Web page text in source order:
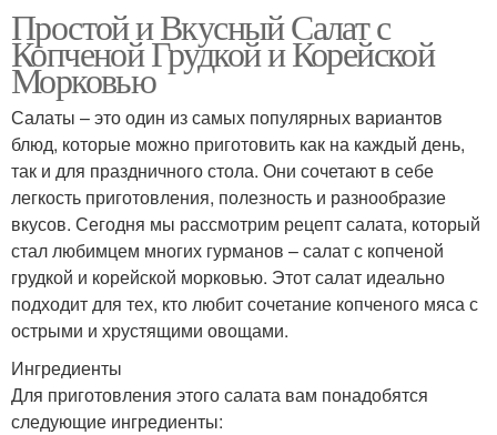
Простой и Вкусный Салат с
Копченой Грудкой и Корейской
Морковью
Салаты – это один из самых популярных вариантов
блюд, которые можно приготовить как на каждый день,
так и для праздничного стола. Они сочетают в себе
легкость приготовления, полезность и разнообразие
вкусов. Сегодня мы рассмотрим рецепт салата, который
стал любимцем многих гурманов – салат с копченой
грудкой и корейской морковью. Этот салат идеально
подходит для тех, кто любит сочетание копченого мяса с
острыми и хрустящими овощами.
Ингредиенты
Для приготовления этого салата вам понадобятся
следующие ингредиенты: